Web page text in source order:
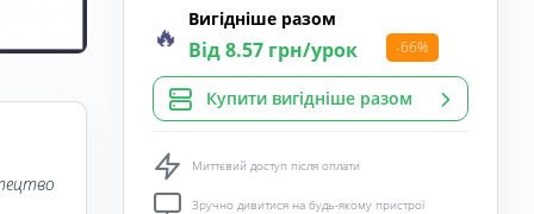
🔥 Вигідніше разом
Від 8.57 грн/урок -66%
Купити вигідніше разом
Миттєвий доступ після оплати
Зручно дивитися на будь-якому пристрої